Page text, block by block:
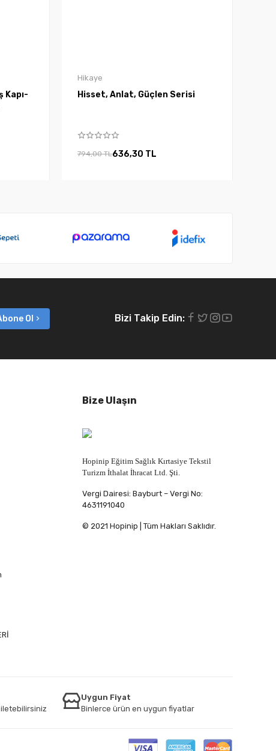
Kapı-
Hikaye
Hisset, Anlat, Güçlen Serisi
794,00 TL636,30 TL
Ol Bizi Takip Edin:
Bize Ulaşın
Hopinip Eğitim Sağlık Kırtasiye Tekstil
Turizm İthalat İhracat Ltd. Şti.
Vergi Dairesi: Bayburt – Vergi No:
4631191040
© 2021 Hopinip | Tüm Hakları Saklıdır.
Uygun Fiyat
Binlerce ürün en uygun fiyatlar